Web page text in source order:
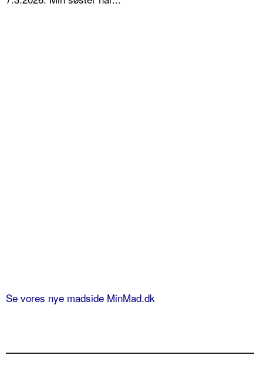
Se vores nye madside MinMad.dk